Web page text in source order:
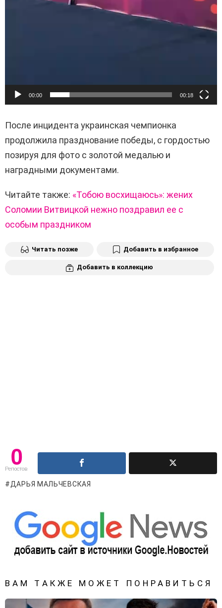
00:00 00:18
После инцидента украинская чемпионка
продолжила празднование победы, с гордостью
позируя для фото с золотой медалью и
наградными документами.
Читайте также: «Тобою восхищаюсь»: жених
Соломии Витвицкой нежно поздравил ее с
особым праздником
Читать позже Добавить в избранное
Добавить в коллекцию
0
Репостов
ДАРЬЯ МАЛЬЧЕВСКАЯ
ВАМ ТАКЖЕ МОЖЕТ ПОНРАВИТЬСЯ